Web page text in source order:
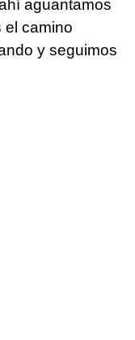
aguantamos
el camino
y seguimos